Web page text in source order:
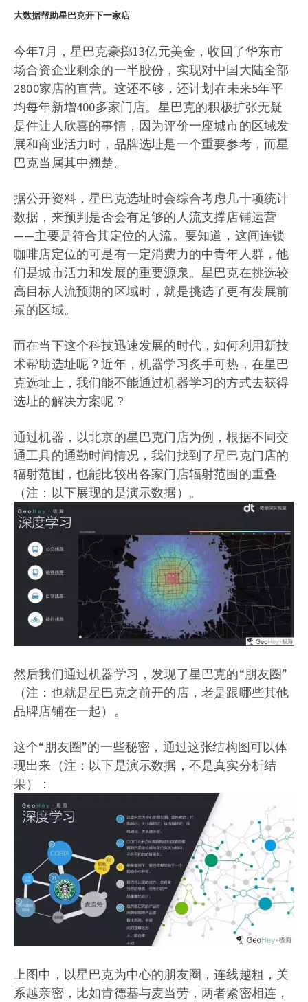
大数据帮助星巴克开下一家店
今年7月，星巴克豪掷13亿元美金，收回了华东市
场合资企业剩余的一半股份，实现对中国大陆全部
2800家店的直营。这还不够，还计划在未来5年平
均每年新增400多家门店。星巴克的积极扩张无疑
是件让人欣喜的事情，因为评价一座城市的区域发
展和商业活力时，品牌选址是一个重要参考，而星
巴克当属其中翘楚。
据公开资料，星巴克选址时会综合考虑几十项统计
数据，来预判是否会有足够的人流支撑店铺运营
——主要是符合其定位的人流。要知道，这间连锁
咖啡店定位的可是有一定消费力的中青年人群，他
们是城市活力和发展的重要源泉。星巴克在挑选较
高目标人流预期的区域时，就是挑选了更有发展前
景的区域。
而在当下这个科技迅速发展的时代，如何利用新技
术帮助选址呢？近年，机器学习炙手可热，在星巴
克选址上，我们能不能通过机器学习的方式去获得
选址的解决方案呢？
通过机器，以北京的星巴克门店为例，根据不同交
通工具的通勤时间情况，我们找到了星巴克门店的
辐射范围，也能比较出各家门店辐射范围的重叠
（注：以下展现的是演示数据）。
然后我们通过机器学习，发现了星巴克的“朋友圈”
（注：也就是星巴克之前开的店，老是跟哪些其他
品牌店铺在一起）。
这个“朋友圈”的一些秘密，通过这张结构图可以体
现出来（注：以下是演示数据，不是真实分析结
果）：
上图中，以星巴克为中心的朋友圈，连线越粗，关
系越亲密，比如肯德基与麦当劳，两者紧密相连，